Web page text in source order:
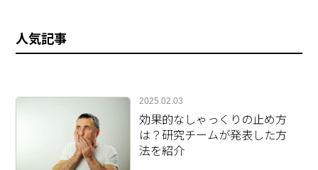
人気記事
2025.02.03
効果的なしゃっくりの止め方
は？研究チームが発表した方
法を紹介